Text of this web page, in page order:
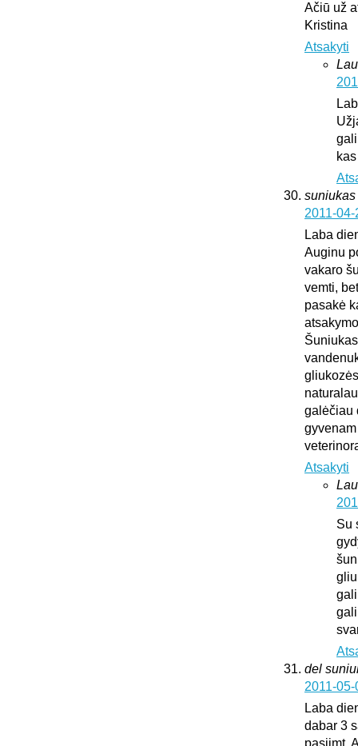
Ačiū už
Kristina
Atsakyti
suniukas
2011-
Laba
Auginu
vakaro
vemti,
pasakė
galėčiau
Atsakyti
Su
del
2011-
Laba
dabar 3
pasiimt.